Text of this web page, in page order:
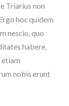
Triarius non
hoc quidem
nescio, quo
habere.
nobis erunt